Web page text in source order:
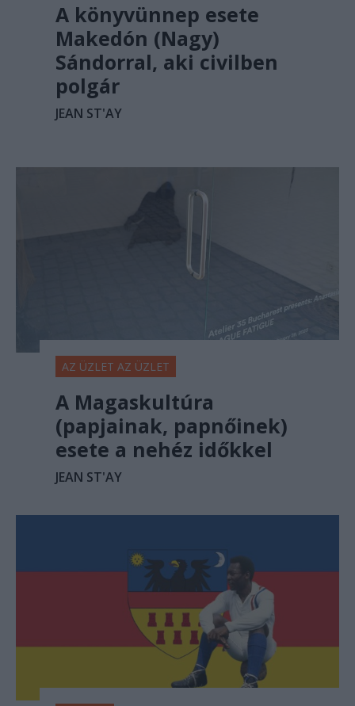
A könyvünnep esete
Makedón (Nagy)
Sándorral, aki civilben
polgár
JEAN ST'AY
AZ ÜZLET AZ ÜZLET
A Magaskultúra
(papjainak, papnőinek)
esete a nehéz időkkel
JEAN ST'AY